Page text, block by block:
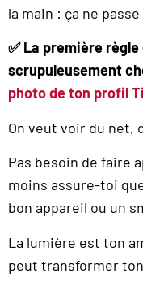
la main : ça ne passe
✅ La première règle
scrupuleusement
photo de ton profil
On veut voir du net,
Pas besoin de faire
moins assure-toi
bon appareil ou un
La lumière est ton
peut transformer